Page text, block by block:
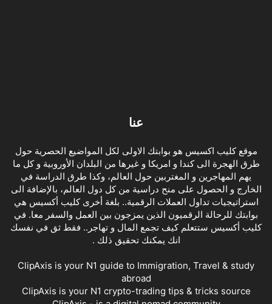
عنا
موقع كليب اكسيس هو بوابتك الاولى لكل المواضيع الحصرية حول
طرق الهجرة الى كندا و امريكا و غيرها من البلدان الأوروبية و كل ما
يهم المهاجرين و المغتربين حول العالم، وكذا طرق الدراسة في
الخارج و الحصول على منح دراسية من كل دول العالم، بالإضافة الى
استراتيجيات تداول العملات الرقمية.. بلغة أخرى كليب أكسيس هي
بوابتك للرحالة الرقميون الذين يمزجون بين العمل والسفر معا. في
كليب أكسيس ستتعلم كيف تجمع المال و تهاجر.. فقط ثق في نفسك
انك يمكنك تحقيق ذلك .
ClipAxis is your N1 guide to Immigration, Travel & study
abroad
ClipAxis is your N1 crypto-trading tips & tricks source